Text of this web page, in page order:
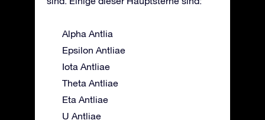
Alpha Antlia
Epsilon Antliae
Iota Antliae
Theta Antliae
Eta Antliae
U Antliae